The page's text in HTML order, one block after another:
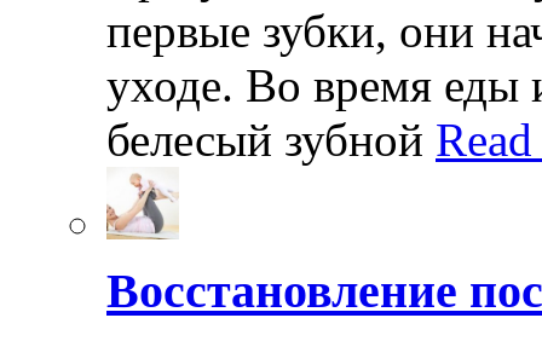
первые зубки, они
уходе. Во время еды
белесый зубной
Восстановление